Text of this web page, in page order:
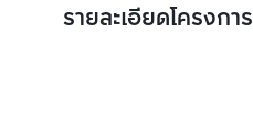
รายละเอียดโครงการ